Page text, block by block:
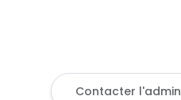
Contacter l'admin